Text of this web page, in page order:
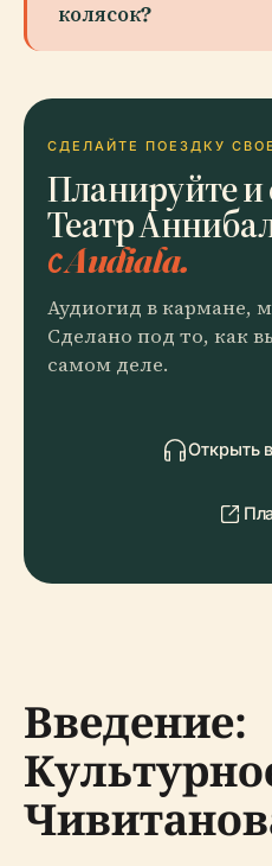
колясок?
СДЕЛАЙТЕ ПОЕЗДКУ
Планируйте
Театр
с Audiala.
Аудиогид в кармане,
Сделано под то, как
самом деле.
Открыть
Введение: